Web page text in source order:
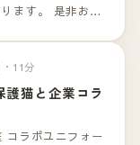
ます。 是非お気
11分
護猫と企業コラ
コラボユニフォー